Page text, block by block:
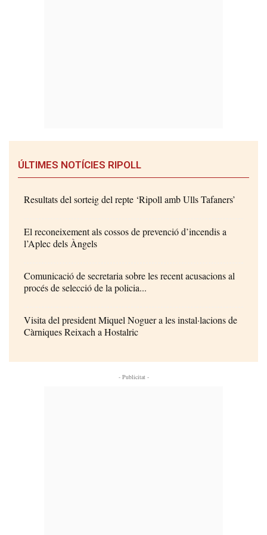
ÚLTIMES NOTÍCIES RIPOLL
Resultats del sorteig del repte ‘Ripoll amb Ulls Tafaners’
El reconeixement als cossos de prevenció d’incendis a
l’Aplec dels Àngels
Comunicació de secretaria sobre les recent acusacions al
procés de selecció de la policia...
Visita del president Miquel Noguer a les instal·lacions de
Càrniques Reixach a Hostalric
- Publicitat -